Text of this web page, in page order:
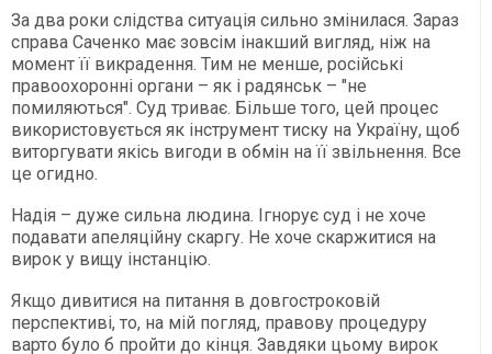
За два роки слідства ситуація сильно змінилася. Зараз
справа Саченко має зовсім інакший вигляд, ніж на
момент її викрадення. Тим не менше, російські
правоохоронні органи – як і радянськ – "не
помиляються". Суд триває. Більше того, цей процес
використовується як інструмент тиску на Україну, щоб
виторгувати якісь вигоди в обмін на її звільнення. Все
це огидно.
Надія – дуже сильна людина. Ігнорує суд і не хоче
подавати апеляційну скаргу. Не хоче скаржитися на
вирок у вищу інстанцію.
Якщо дивитися на питання в довгостроковій
перспективі, то, на мій погляд, правову процедуру
варто було б пройти до кінця. Завдяки цьому вирок